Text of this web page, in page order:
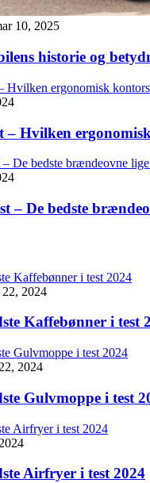
10, 2025
historie og
– Hvilken
– De bedste
22, 2024
Kaffebønner i test
2024
Gulvmoppe i test
Airfryer i test 2024